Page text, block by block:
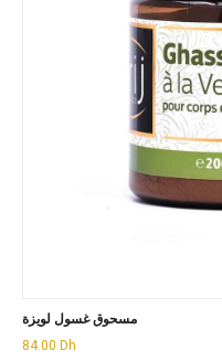
مسحوق غسول لويزة
84.00 Dh